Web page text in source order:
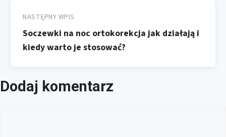
NASTĘPNY WPIS
Soczewki na noc ortokorekcja jak działają i
kiedy warto je stosować?
Dodaj komentarz